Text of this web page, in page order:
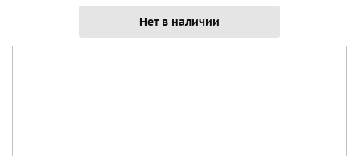
Нет в наличии